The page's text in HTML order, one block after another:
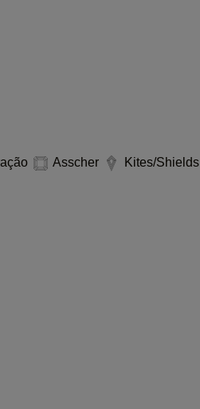
Asscher Kites/Shields